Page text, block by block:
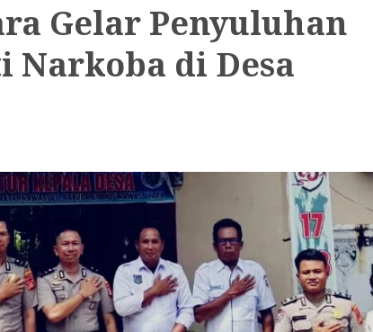
Gelar Penyuluhan
Narkoba di Desa